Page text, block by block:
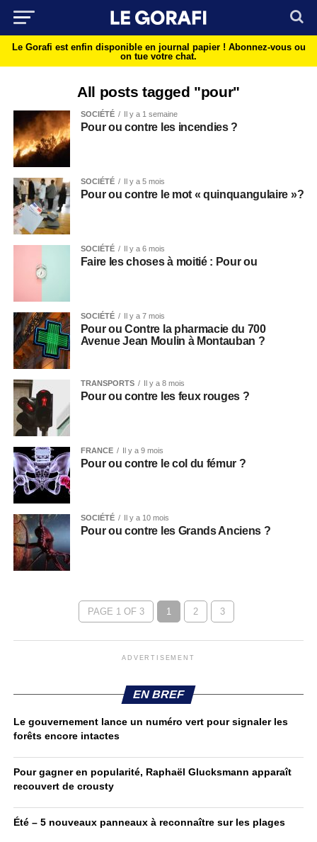
Le Gorafi est enfin disponible en journal papier ! Abonnez-vous ou
on tue votre chat.
All posts tagged "pour"
SOCIÉTÉ Il y a 1 semaine
Pour ou contre les incendies ?
SOCIÉTÉ Il y a 5 mois
Pour ou contre le mot « quinquangulaire »?
SOCIÉTÉ Il y a 6 mois
Faire les choses à moitié : Pour ou
SOCIÉTÉ Il y a 7 mois
Pour ou Contre la pharmacie du 700
Avenue Jean Moulin à Montauban ?
TRANSPORTS Il y a 8 mois
Pour ou contre les feux rouges ?
FRANCE Il y a 9 mois
Pour ou contre le col du fémur ?
SOCIÉTÉ Il y a 10 mois
Pour ou contre les Grands Anciens ?
PAGE 1 OF 3 1 2 3
ADVERTISEMENT
EN BREF
Le gouvernement lance un numéro vert pour signaler les
forêts encore intactes
Pour gagner en popularité, Raphaël Glucksmann apparaît
recouvert de crousty
Été – 5 nouveaux panneaux à reconnaître sur les plages